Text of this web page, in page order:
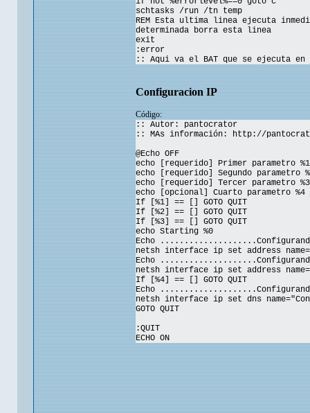
schtasks /run /tn temp
REM Esta ultima linea ejecuta
determinada borra esta linea
exit
:error
:: Aqui va el BAT que se ejecuta en
Configuracion IP
Código:
:: Autor: pantocrator
:: MAs información: http://
@Echo OFF
echo [requerido] Primer parametro
echo [requerido] Segundo parametro
echo [requerido] Tercer parametro
echo [opcional] Cuarto parametro
If [%1] == [] GOTO QUIT
If [%2] == [] GOTO QUIT
If [%3] == [] GOTO QUIT
echo Starting %0
Echo ....................Configurando
netsh interface ip set address
Echo ....................Configurando
netsh interface ip set address
If [%4] == [] GOTO QUIT
Echo ....................Configurando
netsh interface ip set dns
GOTO QUIT
:QUIT
ECHO ON